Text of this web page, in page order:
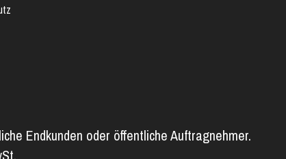
Endkunden oder öffentliche Auftragnehmer.